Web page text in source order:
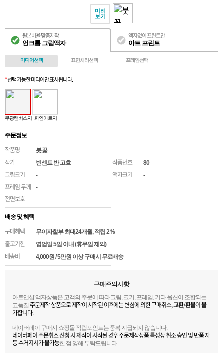
미리
보기
원본비율 맞춤제작
언크롭 그림액자
액자없이 프린트만
아트 프린트
미디어선택 표면처리선택 프레임선택
*선택 가능한 미디어만 표시됩니다.
무광캔버스지 파인아트지
주문정보
작품명 붓꽃
작가 빈센트 반 고흐 작품번호 80
그림크기 - 액자크기 -
프레임 두께 -
전면보호
배송 및 혜택
구매혜택 무이자할부 최대24개월, 적립 2 %
출고기한 영업일 5일 이내 (휴무일 제외)
배송비 4,000원 / 5만원 이상 구매시 무료배송
구매주의사항
아트앤샵 액자상품은 고객의 주문에 따라 그림, 크기, 프레임, 기타 옵션이 조합되는
고품질 주문제작 상품으로 제작이 시작된 이후에는 변심에 의한 구매취소, 교환/환불이 불
가합니다.
네이버페이 구매시 쇼핑몰 적립포인트는 중복 지급되지 않습니다.
네이버페이 주문취소 신청 시 제작이 시작된 경우 주문제작상품 특성상 취소 승인 및 반품 자
동 수거지시가 불가능한 점 양해 부탁드립니다.